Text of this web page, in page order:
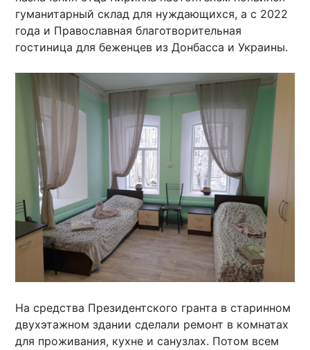
гуманитарный склад для нуждающихся, а с 2022
года и Православная благотворительная
гостиница для беженцев из Донбасса и Украины.
На средства Президентского гранта в старинном
двухэтажном здании сделали ремонт в комнатах
для проживания, кухне и санузлах. Потом всем